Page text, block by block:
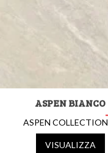
ASPEN BIANCO
ASPEN COLLECTION
VISUALIZZA